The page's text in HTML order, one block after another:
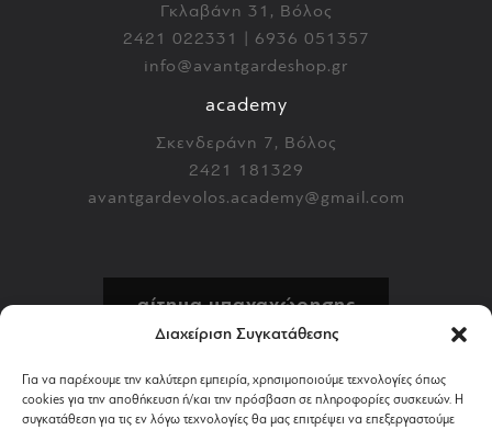
Διαχείριση Συγκατάθεσης
Για να παρέχουμε την καλύτερη εμπειρία, χρησιμοποιούμε τεχνολογίες όπως
cookies για την αποθήκευση ή/και την πρόσβαση σε πληροφορίες συσκευών. Η
συγκατάθεση για τις εν λόγω τεχνολογίες θα μας επιτρέψει να επεξεργαστούμε
Γκλαβάνη 31, Βόλος
2421 022331 | 6936 051357
info@avantgardeshop.gr
academy
Σκενδεράνη 7, Βόλος
2421 181329
avantgardevolos.academy@gmail.com
αίτημα υπαναχώρησης
αποστολή & πληρωμή